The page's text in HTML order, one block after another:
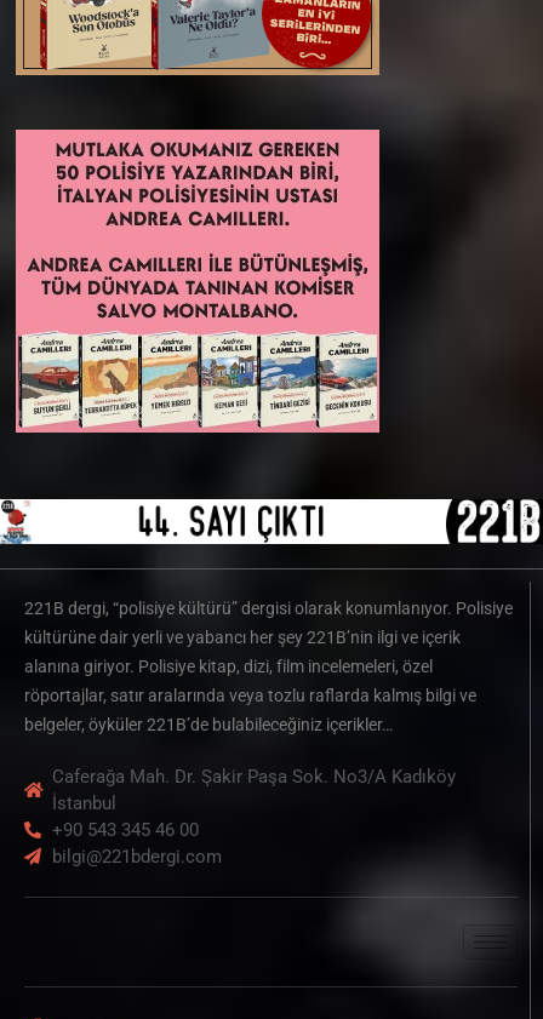
221B dergi, “polisiye kültürü” dergisi olarak konumlanıyor. Polisiye
kültürüne dair yerli ve yabancı her şey 221B’nin ilgi ve içerik
alanına giriyor. Polisiye kitap, dizi, film incelemeleri, özel
röportajlar, satır aralarında veya tozlu raflarda kalmış bilgi ve
belgeler, öyküler 221B’de bulabileceğiniz içerikler…
Caferağa Mah. Dr. Şakir Paşa Sok. No3/A Kadıköy
İstanbul
+90 543 345 46 00
bilgi@221bdergi.com